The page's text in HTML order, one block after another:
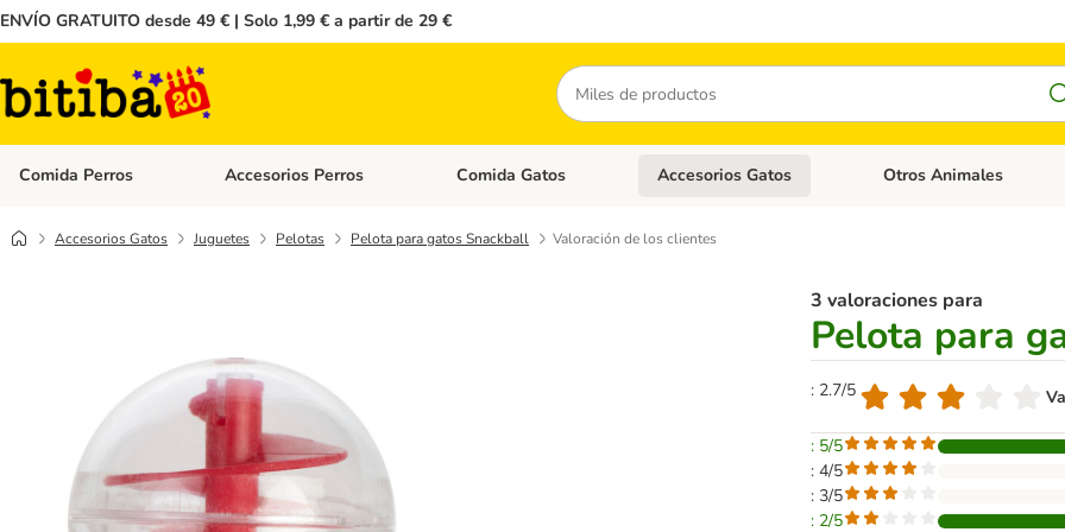
ENVÍO GRATUITO desde 49 € | Solo 1,99 € a partir de 29 €
Buscar
Comida Perros Menú de categoria abierto: Comida Perros
Accesorios Perros Menú de categoria abierto: Accesorios Perros
Comida Gatos Menú de categoria abierto: Comida Gatos
Accesorios Gatos Menú de categoria abierto:
Otros Animales
Accesorios Gatos Juguetes Pelotas Pelota para gatos Snackball Valoración de los clientes
3 valoraciones para
Pelota para
: 2.7/5
: 5/5
: 4/5
: 3/5
: 2/5